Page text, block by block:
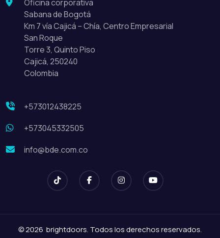
Oficina corporativa
Sabana de Bogotá
Km 7 vía Cajicá – Chía, Centro Empresarial
San Roque
Torre 3, Quinto Piso
Cajicá, 250240
Colombia
+573012438225
+573045332505
info@bde.com.co
© 2026 brightdoors. Todos los derechos reservados.